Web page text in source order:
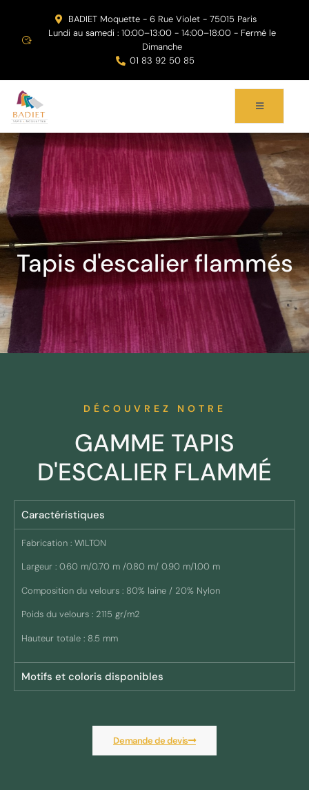
BADIET Moquette - 6 Rue Violet - 75015 Paris
Lundi au samedi : 10:00–13:00 - 14:00–18:00 - Fermé le
Dimanche
01 83 92 50 85
Tapis d'escalier flammés
DÉCOUVREZ NOTRE
GAMME TAPIS
D'ESCALIER FLAMMÉ
Caractéristiques
Fabrication : WILTON
Largeur : 0.60 m/0.70 m /0.80 m/ 0.90 m/1.00 m
Composition du velours : 80% laine / 20% Nylon
Poids du velours : 2115 gr/m2
Hauteur totale : 8.5 mm
Motifs et coloris disponibles
Demande de devis